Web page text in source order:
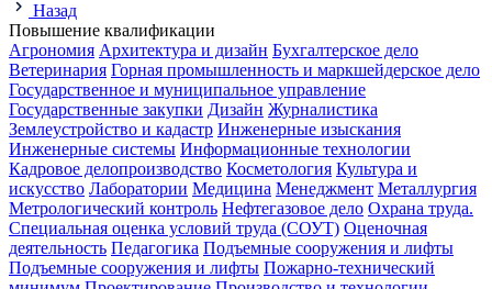
Назад
Повышение квалификации
Агрономия Архитектура и дизайн Бухгалтерское дело
Ветеринария Горная промышленность и маркшейдерское дело
Государственное и муниципальное управление
Государственные закупки Дизайн Журналистика
Землеустройство и кадастр Инженерные изыскания
Инженерные системы Информационные технологии
Кадровое делопроизводство Косметология Культура и
искусство Лаборатории Медицина Менеджмент Металлургия
Метрологический контроль Нефтегазовое дело Охрана труда.
Специальная оценка условий труда (СОУТ) Оценочная
деятельность Педагогика Подъемные сооружения и лифты
Подъемные сооружения и лифты Пожарно-технический